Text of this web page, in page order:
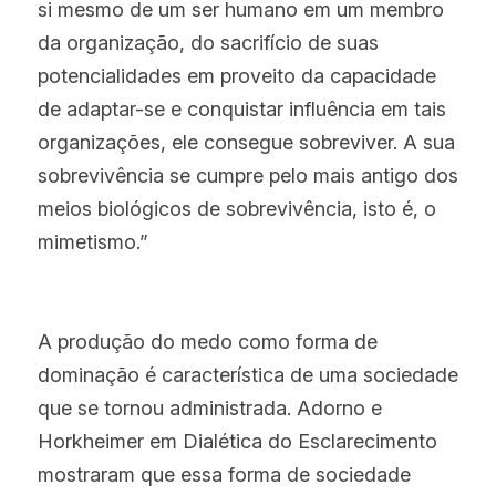
si mesmo de um ser humano em um membro
da organização, do sacrifício de suas
potencialidades em proveito da capacidade
de adaptar-se e conquistar influência em tais
organizações, ele consegue sobreviver. A sua
sobrevivência se cumpre pelo mais antigo dos
meios biológicos de sobrevivência, isto é, o
mimetismo.”
A produção do medo como forma de
dominação é característica de uma sociedade
que se tornou administrada. Adorno e
Horkheimer em Dialética do Esclarecimento
mostraram que essa forma de sociedade